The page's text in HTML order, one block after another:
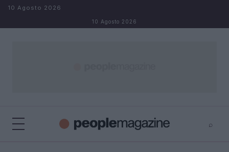
Salta al contenuto
10 Agosto 2026
10 Agosto 2026
⌕